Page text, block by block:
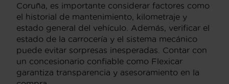
Coruña, es importante considerar factores como
el historial de mantenimiento, kilometraje y
estado general del vehículo. Además, verificar el
estado de la carrocería y el sistema mecánico
puede evitar sorpresas inesperadas. Contar con
un concesionario confiable como Flexicar
garantiza transparencia y asesoramiento en la